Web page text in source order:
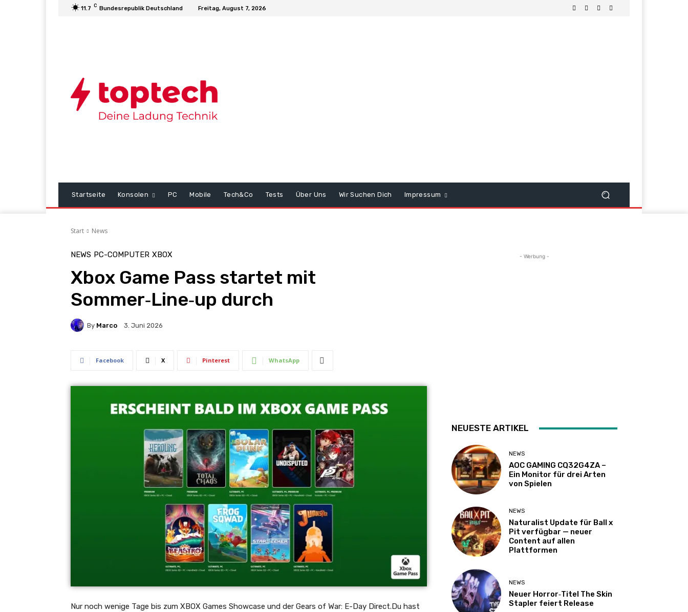
11.7 C Bundesrepublik Deutschland Freitag, August 7, 2026
Startseite Konsolen PC Mobile Tech&Co Tests Über Uns Wir Suchen Dich Impressum
Start News
NEWS PC-COMPUTER XBOX
Xbox Game Pass startet mit
Sommer‑Line‑up durch
By Marco 3. Juni 2026
Facebook X Pinterest WhatsApp
Nur noch wenige Tage bis zum XBOX Games Showcase und der Gears of War: E-Day Direct.Du hast
- Werbung -
NEUESTE ARTIKEL
NEWS
AOC GAMING CQ32G4ZA –
Ein Monitor für drei Arten
von Spielen
NEWS
Naturalist Update für Ball x
Pit verfügbar — neuer
Content auf allen
Plattformen
NEWS
Neuer Horror‑Titel The Skin
Stapler feiert Release